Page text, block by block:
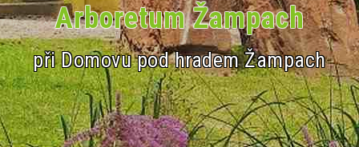
Arboretum Žampach
při Domovu pod hradem Žampach